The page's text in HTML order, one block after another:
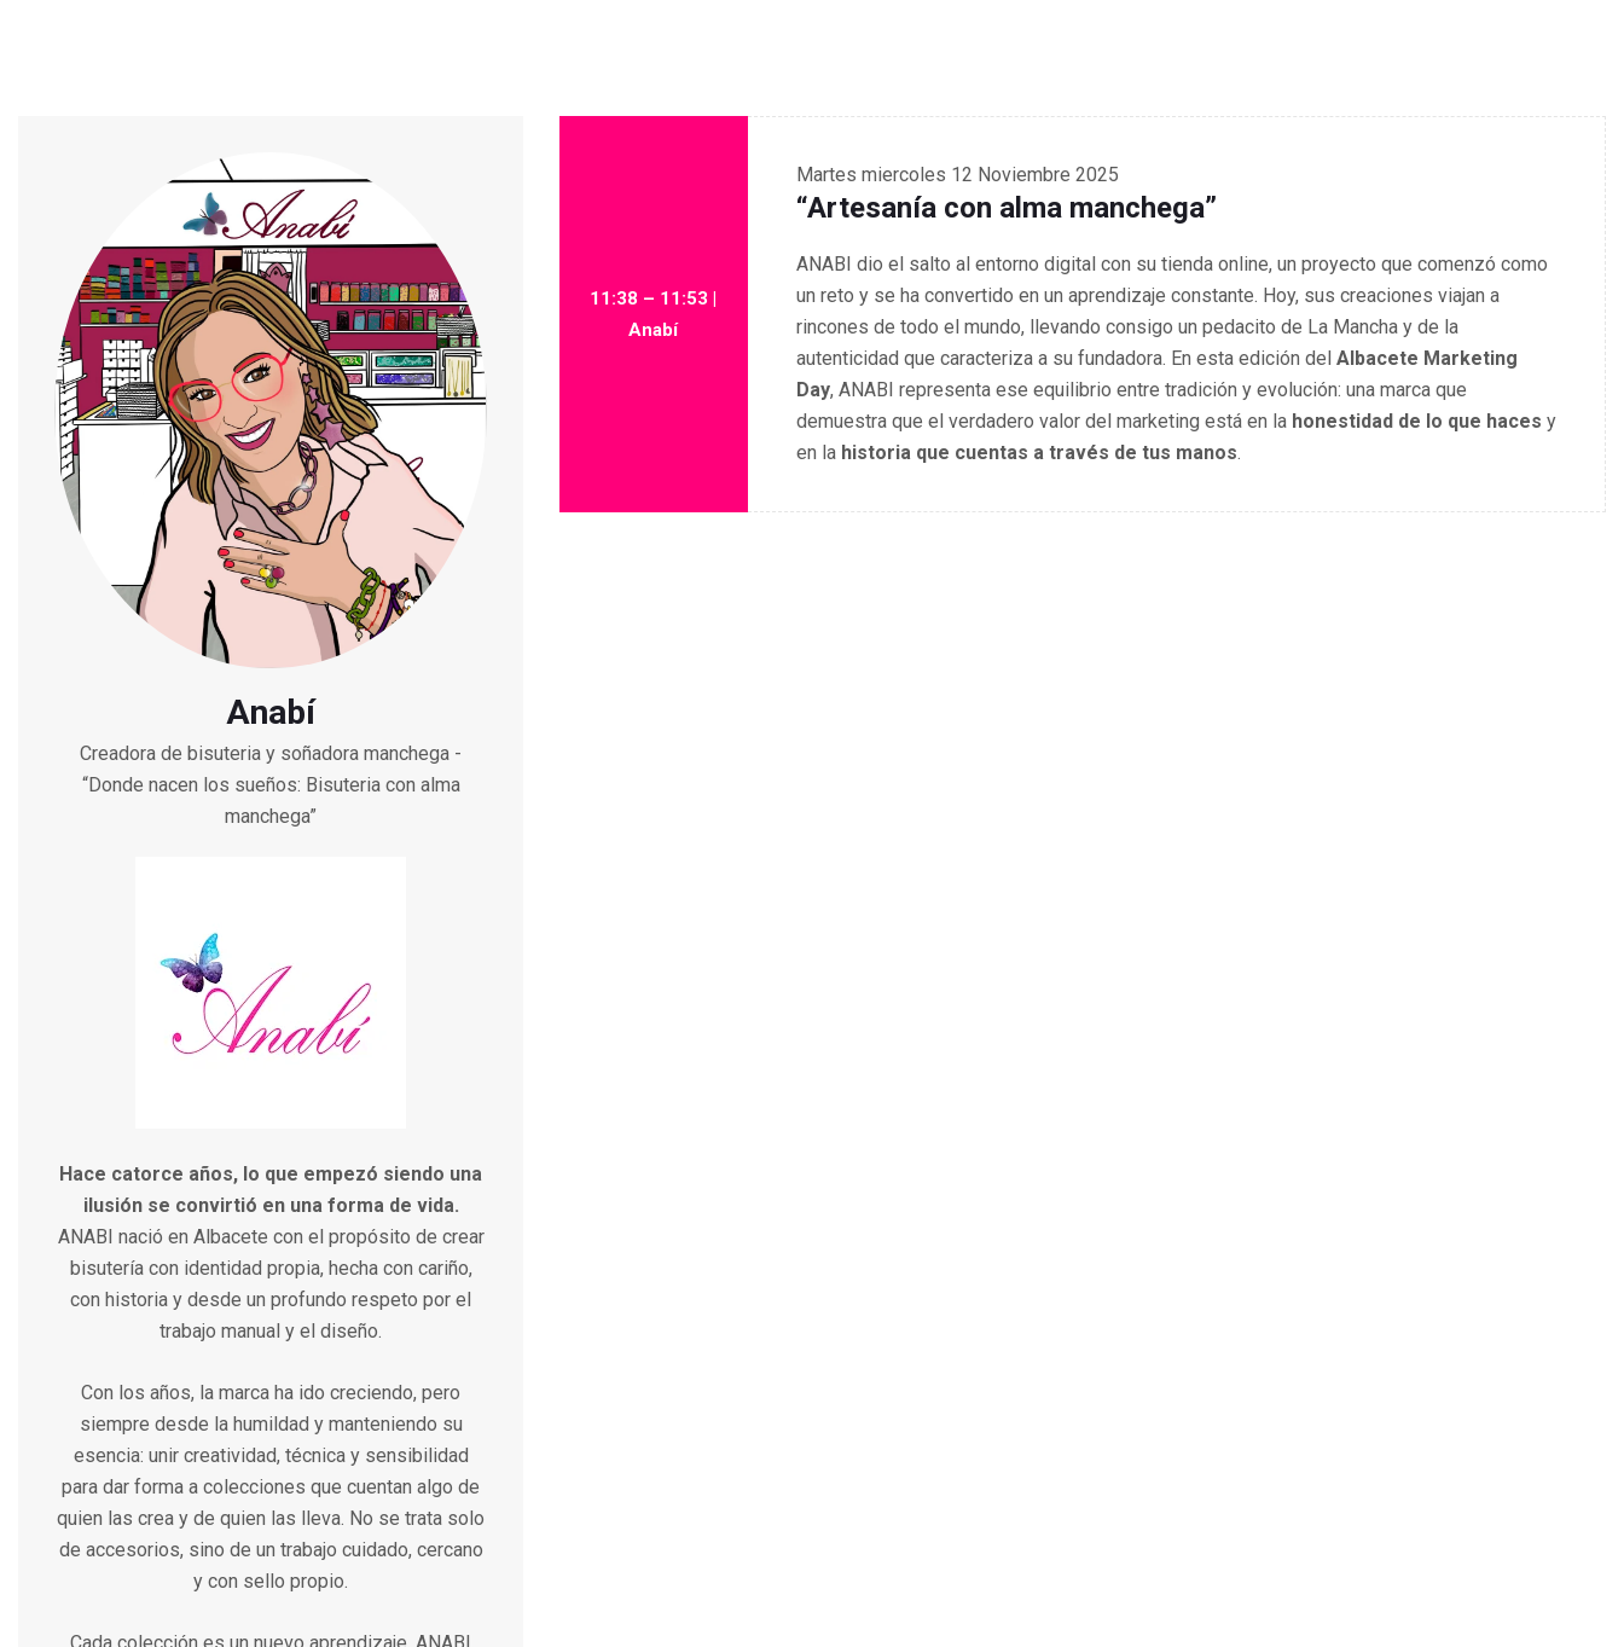
Anabí
Creadora de bisuteria y soñadora manchega -
“Donde nacen los sueños: Bisuteria con alma
manchega”
Hace catorce años, lo que empezó siendo una
ilusión se convirtió en una forma de vida.
ANABI nació en Albacete con el propósito de crear
bisutería con identidad propia, hecha con cariño,
con historia y desde un profundo respeto por el
trabajo manual y el diseño.
Con los años, la marca ha ido creciendo, pero
siempre desde la humildad y manteniendo su
esencia: unir creatividad, técnica y sensibilidad
para dar forma a colecciones que cuentan algo de
quien las crea y de quien las lleva. No se trata solo
de accesorios, sino de un trabajo cuidado, cercano
y con sello propio.
11:38 – 11:53 |
Anabí
Martes miercoles 12 Noviembre 2025
“Artesanía con alma manchega”
ANABI dio el salto al entorno digital con su tienda online, un proyecto que comenzó como
un reto y se ha convertido en un aprendizaje constante. Hoy, sus creaciones viajan a
rincones de todo el mundo, llevando consigo un pedacito de La Mancha y de la
autenticidad que caracteriza a su fundadora. En esta edición del Albacete Marketing
Day, ANABI representa ese equilibrio entre tradición y evolución: una marca que
demuestra que el verdadero valor del marketing está en la honestidad de lo que haces y
en la historia que cuentas a través de tus manos.